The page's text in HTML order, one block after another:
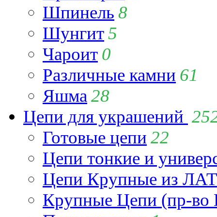
Шпинель 8
Шунгит5
Чароит 0
Различные камни 61
Яшма 28
Цепи для украшений
Готовые цепи 22
Цепи тонкие и
Цепи Крупные из
Крупные Цепи (пр-во